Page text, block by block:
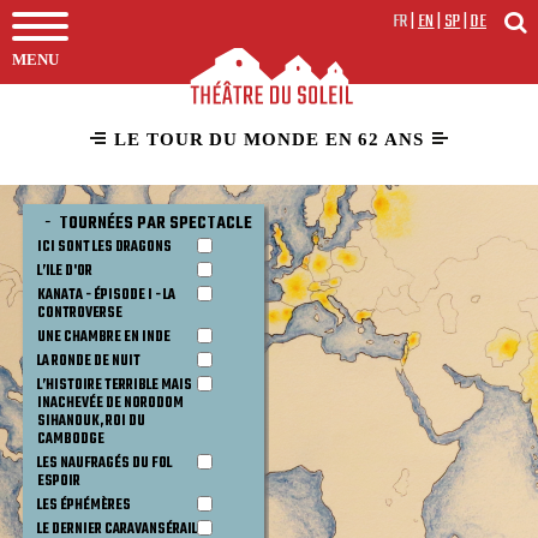
MENU
FR|EN|SP|DE
LE TOUR DU MONDE EN 62 ANS
- TOURNÉES PAR SPECTACLE
ICI SONT LES DRAGONS
L’ILE D'OR
KANATA - ÉPISODE I - LA
CONTROVERSE
UNE CHAMBRE EN INDE
LA RONDE DE NUIT
L’HISTOIRE TERRIBLE MAIS
INACHEVÉE DE NORODOM
SIHANOUK, ROI DU
CAMBODGE
LES NAUFRAGÉS DU FOL
ESPOIR
LES ÉPHÉMÈRES
LE DERNIER CARAVANSÉRAIL